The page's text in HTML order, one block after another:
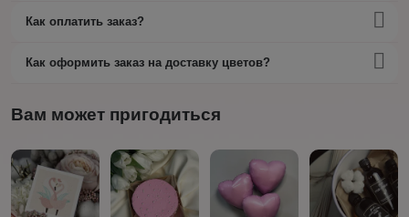
Как оплатить заказ?
Как оформить заказ на доставку цветов?
Вам может пригодиться